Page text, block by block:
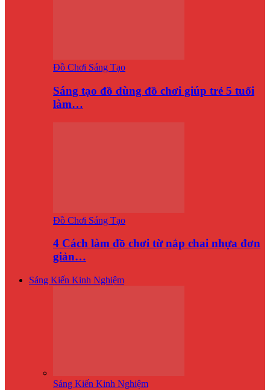
Đồ Chơi Sáng Tạo
Sáng tạo đồ dùng đồ chơi giúp trẻ 5 tuổi
làm…
Đồ Chơi Sáng Tạo
4 Cách làm đồ chơi từ nắp chai nhựa đơn
giản…
Sáng Kiến Kinh Nghiệm
Sáng Kiến Kinh Nghiệm